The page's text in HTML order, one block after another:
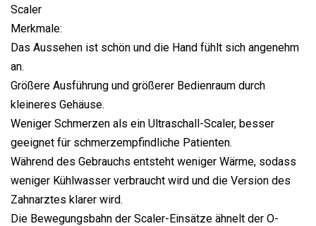
Merkmale:
Das Aussehen ist schön und die Hand fühlt sich angenehm
an.
Größere Ausführung und größerer Bedienraum durch
kleineres Gehäuse.
Weniger Schmerzen als ein Ultraschall-Scaler, besser
geeignet für schmerzempfindliche Patienten.
Während des Gebrauchs entsteht weniger Wärme, sodass
weniger Kühlwasser verbraucht wird und die Version des
Zahnarztes klarer wird.
Die Bewegungsbahn der Scaler-Einsätze ähnelt der O-